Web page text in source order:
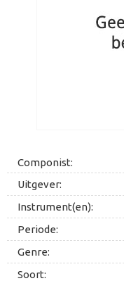
Componist:
Uitgever:
Instrument(en):
Periode:
Genre:
Soort: